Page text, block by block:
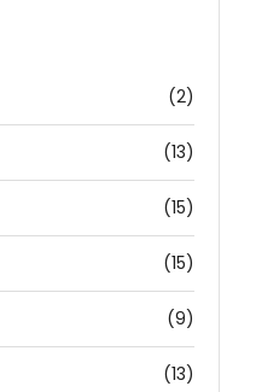
(2)
(13)
(15)
(15)
(9)
(13)